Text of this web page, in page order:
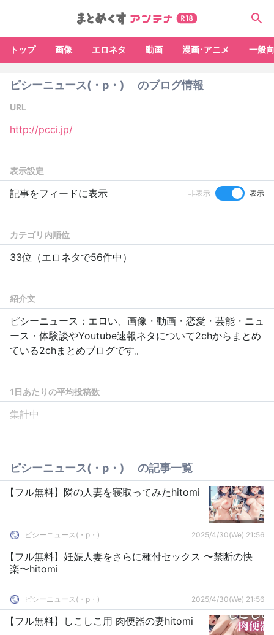
トップ 画像 エロネタ 動画 漫画･アニメ 一般
ピシーニュース(・p・)ゞ のブログ情報
URL
http://pcci.jp/
表示設定
記事をフィードに表示 非表示 表示
カテゴリ内順位
33位（エロネタで56件中）
紹介文
ピシーニュース：エロい、画像・動画・恋愛・芸能・ニュ
ース・体験談やYoutube速報ネタについて2chからまとめ
ている2chまとめブログです。
1日あたりの平均投稿数
集計中
ピシーニュース(・p・)ゞ の記事一覧
【フル無料】隣の人妻を寝取ってみたhitomi
ピシーニュース(・p・)ゞ 2025/4/30(We) 21:56
【フル無料】妊娠人妻をさらに種付セックス 〜禁断の快
楽〜hitomi
ピシーニュース(・p・)ゞ 2025/4/30(We) 21:56
【フル無料】しこしこ用 肉便器の妻hitomi